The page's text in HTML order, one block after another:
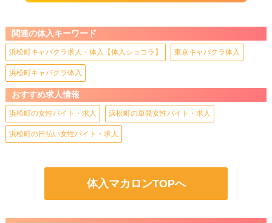
関連の体入キーワード
浜松町キャバクラ求人・体入【体入ショコラ】 東京キャバクラ体入
浜松町キャバクラ体入
おすすめ求人情報
浜松町の女性バイト・求人 浜松町の単発女性バイト・求人
浜松町の日払い女性バイト・求人
体入マカロンTOPへ